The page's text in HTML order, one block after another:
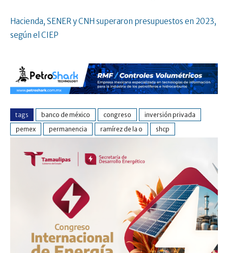
Hacienda, SENER y CNH superaron presupuestos en 2023,
según el CIEP
tags banco de méxico congreso
inversión privada
pemex
permanencia ramírez de la o shcp